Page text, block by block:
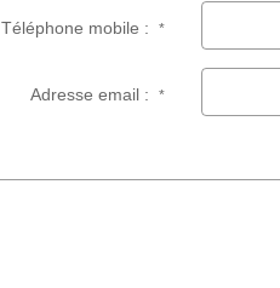
Téléphone mobile :*
Adresse email :*